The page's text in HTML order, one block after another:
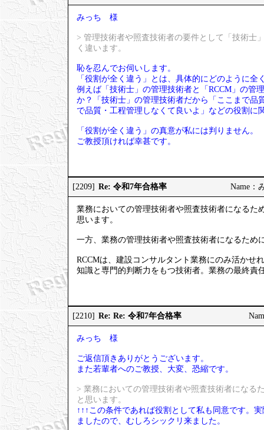
みっち 様
> 管理技術者や照査技術者の要件として「技術士
く違います。
恥を忍んでお伺いします。
「役割が全く違う」とは、具体的にどのように全
例えば「技術士」の管理技術者と「RCCM」の管
か？「技術士」の管理技術者だから「ここまで品
で品質・工程管理しなくて良いよ」などの役割に
「役割が全く違う」の真意が私には判りません。
ご教授頂ければ幸甚です。
[2209] Re: 令和7年合格率 Name：
業務においての管理技術者や照査技術者になるた
思います。
一方、業務の管理技術者や照査技術者になるため
RCCMは、建設コンサルタント業務にのみ活かせ
知識と専門的判断力をもつ技術者。業務の最終責
[2210] Re: Re: 令和7年合格率
みっち 様
ご返信頂きありがとうございます。
また若輩者へのご教授、大変、恐縮です。
> 業務においての管理技術者や照査技術者になる
と思います。
↑↑↑この条件であれば役割として私も同意です。
ましたので、むしろシックリ来ました。